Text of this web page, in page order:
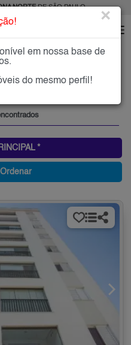
NORTEDE SÃO PAULO
NOVA MAZZEI
*
×
em nossa base de
do mesmo perfil!